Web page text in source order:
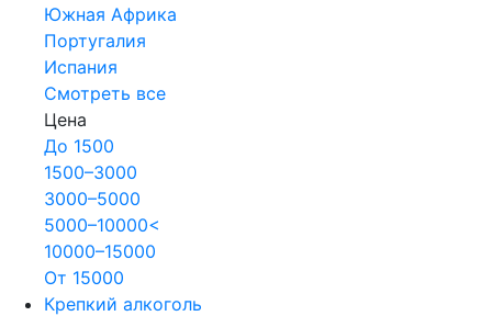
Южная Африка
Португалия
Испания
Смотреть все
Цена
До 1500
1500–3000
3000–5000
5000–10000<
10000–15000
От 15000
Крепкий алкоголь